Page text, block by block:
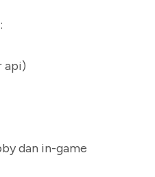
api)
dan in-game